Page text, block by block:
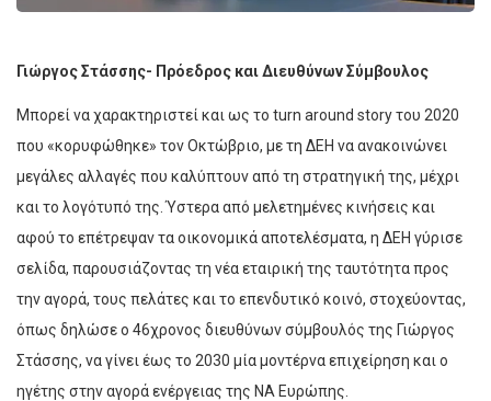
Γιώργος Στάσσης- Πρόεδρος και Διευθύνων Σύμβουλος
Μπορεί να χαρακτηριστεί και ως το turn around story του 2020
που «κορυφώθηκε» τον Οκτώβριο, με τη ΔΕΗ να ανακοινώνει
μεγάλες αλλαγές που καλύπτουν από τη στρατηγική της, μέχρι
και το λογότυπό της. Ύστερα από μελετημένες κινήσεις και
αφού το επέτρεψαν τα οικονομικά αποτελέσματα, η ΔΕΗ γύρισε
σελίδα, παρουσιάζοντας τη νέα εταιρική της ταυτότητα προς
την αγορά, τους πελάτες και το επενδυτικό κοινό, στοχεύοντας,
όπως δηλώσε ο 46χρονος διευθύνων σύμβουλός της Γιώργος
Στάσσης, να γίνει έως το 2030 μία μοντέρνα επιχείρηση και ο
ηγέτης στην αγορά ενέργειας της ΝΑ Ευρώπης.